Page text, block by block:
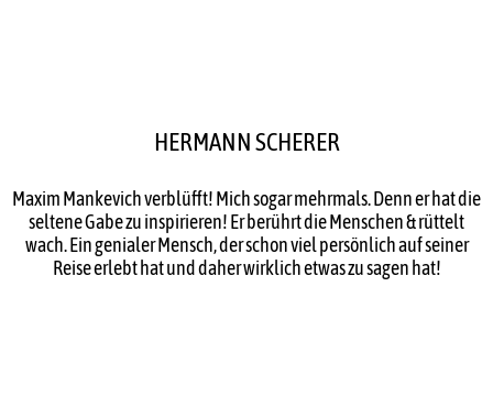
HERMANN SCHERER
Maxim Mankevich verblüfft! Mich sogar mehrmals. Denn er hat die
seltene Gabe zu inspirieren! Er berührt die Menschen & rüttelt
wach. Ein genialer Mensch, der schon viel persönlich auf seiner
Reise erlebt hat und daher wirklich etwas zu sagen hat!